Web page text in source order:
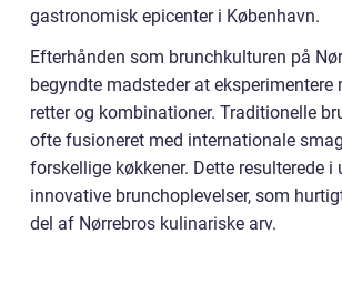
gastronomisk epicenter i København.
Efterhånden som brunchkulturen på
begyndte madsteder at eksperimentere
retter og kombinationer. Traditionelle
ofte fusioneret med internationale
forskellige køkkener. Dette resulterede i
innovative brunchoplevelser, som
del af Nørrebros kulinariske arv.